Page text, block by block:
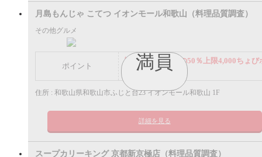
満員
月島もんじゃ こてつ イオンモール和歌山（料理品質調査）
その他グルメ
ポイント
謝礼： 飲食代金の50％上限4,000ちょび
イント
住所 : 和歌山県和歌山市ふじと台23 イオンモール和歌山 1F
詳細を見る
スープカリーキング 京都新京極店（料理品質調査）